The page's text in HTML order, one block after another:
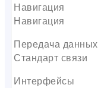
Навигация
Навигация
Передача данных
Стандарт связи
Интерфейсы